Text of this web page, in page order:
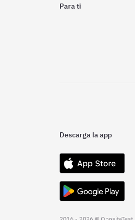
Para ti
Descarga la app